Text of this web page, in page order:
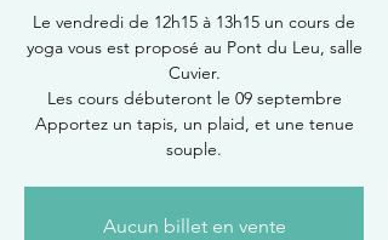
Le vendredi de 12h15 à 13h15 un cours de
yoga vous est proposé au Pont du Leu, salle
Cuvier.
Les cours débuteront le 09 septembre
Apportez un tapis, un plaid, et une tenue
souple.
Aucun billet en vente